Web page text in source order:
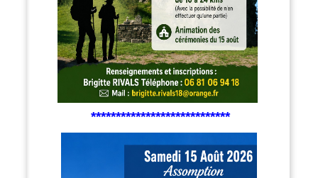
****************************